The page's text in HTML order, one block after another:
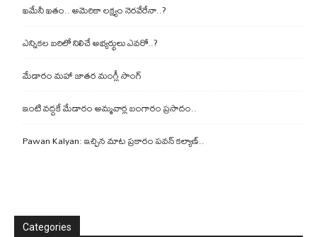
ఖమేనీ ఖతం.. అమెరికా లక్ష్యం నెరవేరేనా..?
ఎన్నికల బరిలో నిలిచే అభ్యర్థులు ఎవరో..?
మేడారం మహా జాతర మంగ్లీ సాంగ్
ఇంటి వద్దకే మేడారం అమ్మవార్ల బంగారం ప్రసాదం..
Pawan Kalyan: ఇచ్చిన మాట ప్రకారం పవన్ కల్యాణ్..
Categories